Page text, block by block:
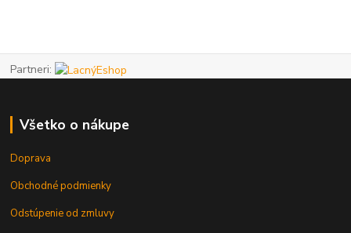
Partneri:
Všetko o nákupe
Doprava
Obchodné podmienky
Odstúpenie od zmluvy